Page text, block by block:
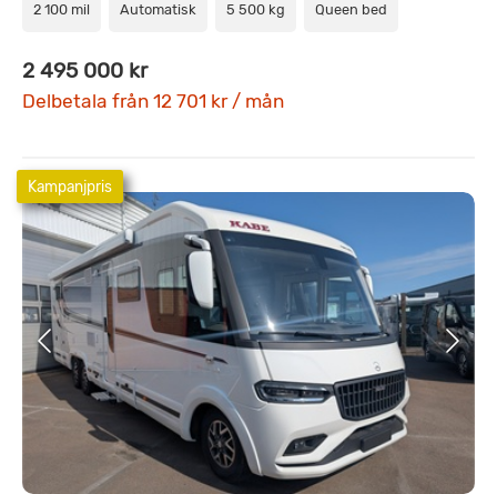
2 100 mil Automatisk 5 500 kg Queen bed
2 495 000 kr
Delbetala från 12 701 kr / mån
Kampanjpris